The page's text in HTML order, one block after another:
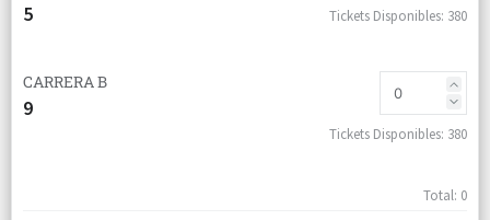
5 Tickets Disponibles: 380
CARRERA B
9
Tickets Disponibles: 380
Total: 0